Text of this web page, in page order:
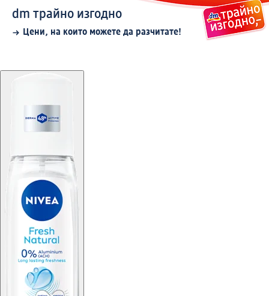
dm трайно изгодно
Цени, на които можете да разчитате!